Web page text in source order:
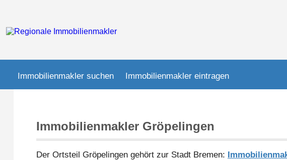
Immobilienmakler suchen Immobilienmakler eintragen
Immobilienmakler Gröpelingen
Der Ortsteil Gröpelingen gehört zur Stadt Bremen: